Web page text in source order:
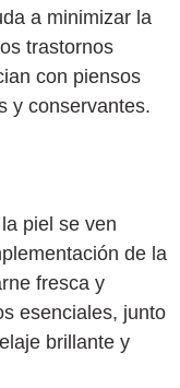
a minimizar la
trastornos
con piensos
y conservantes.
piel se ven
de la
fresca y
esenciales, junto
brillante y